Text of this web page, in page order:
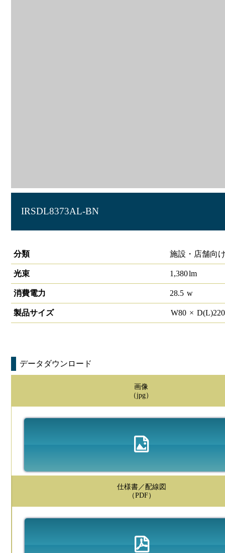
IRSDL8373AL-BN
分類
施設・店舗向
光束 1,380lm
消費電力 28.5 w
製品サイズ W80 × D(L)
データダウンロード
画像
（jpg）
仕様書／配線図
（PDF）